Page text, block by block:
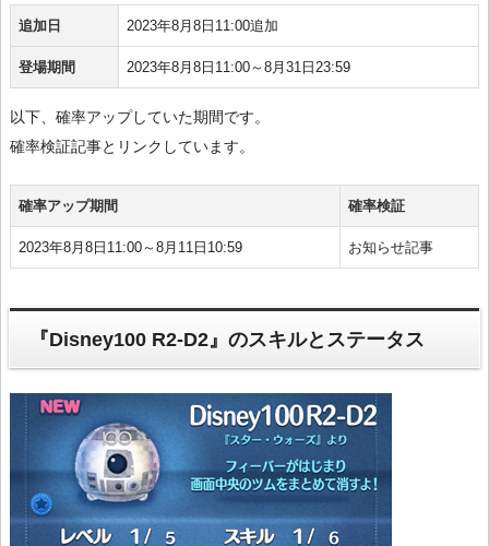
追加日 2023年8月8日11:00追加
登場期間 2023年8月8日11:00～8月31日23:59
以下、確率アップしていた期間です。
確率検証記事とリンクしています。
確率アップ期間 確率検証
2023年8月8日11:00～8月11日10:59 お知らせ記事
『Disney100 R2-D2』のスキルとステータス